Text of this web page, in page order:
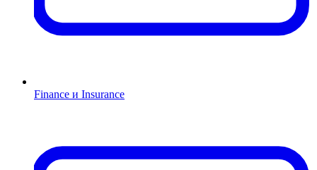
Finance и Insurance